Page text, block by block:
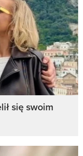
się swoim